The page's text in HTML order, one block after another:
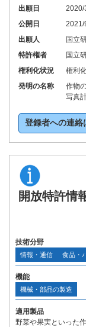
出願日
2020/
公開日
2021/
出願人
国立
特許権者
国立
権利化状況
権利
発明の名称
作物
写真
登録者への連絡
開放特許情
技術分野
情報・通信 食品・
機能
機械・部品の製造
適用製品
野菜や果実といった